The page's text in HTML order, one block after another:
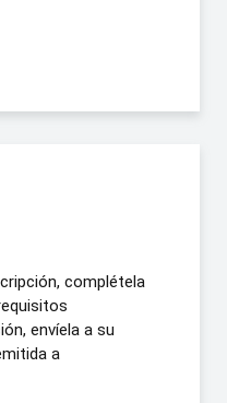
complétela
envíela a su
a